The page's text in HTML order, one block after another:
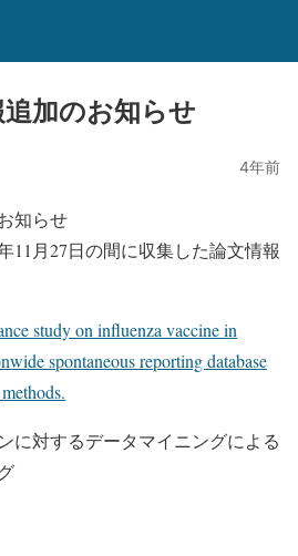
加のお知らせ
4年前
知らせ
11月27日の間に収集した論文情報
study on influenza vaccine in
spontaneous reporting database
に対するデータマイニングによる